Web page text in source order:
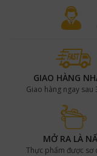
GIAO HÀNG
Giao hàng ngay sau
MỞ RA LÀ
Thực phẩm được sơ